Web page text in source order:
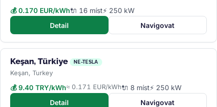
💰 0.170 EUR/kWh🔌 16 míst⚡ 250 kW
Detail
Navigovat
Keşan, Türkiye NE-TESLA
Keşan, Turkey
💰 9.40 TRY/kWh≈ 0.171 EUR/kWh🔌 8 míst⚡ 250 kW
Detail
Navigovat